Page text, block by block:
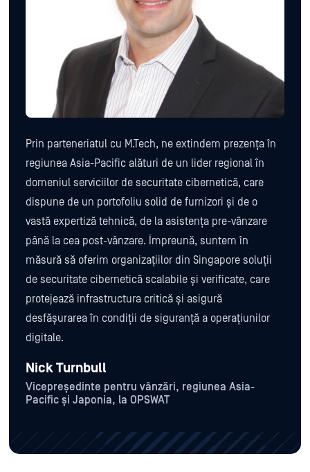
Prin parteneriatul cu M.Tech, ne extindem prezența în
regiunea Asia-Pacific alături de un lider regional în
domeniul serviciilor de securitate cibernetică, care
dispune de un portofoliu solid de furnizori și de o
vastă expertiză tehnică, de la asistența pre-vânzare
până la cea post-vânzare. Împreună, suntem în
măsură să oferim organizațiilor din Singapore soluții
de securitate cibernetică scalabile și verificate, care
protejează infrastructura critică și asigură
desfășurarea în condiții de siguranță a operațiunilor
digitale.
Nick Turnbull
Vicepreședinte pentru vânzări, regiunea Asia-
Pacific și Japonia, la OPSWAT